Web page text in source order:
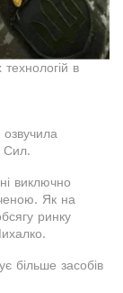
в
Сил.
виключно
Як на
ринку
більше засобів